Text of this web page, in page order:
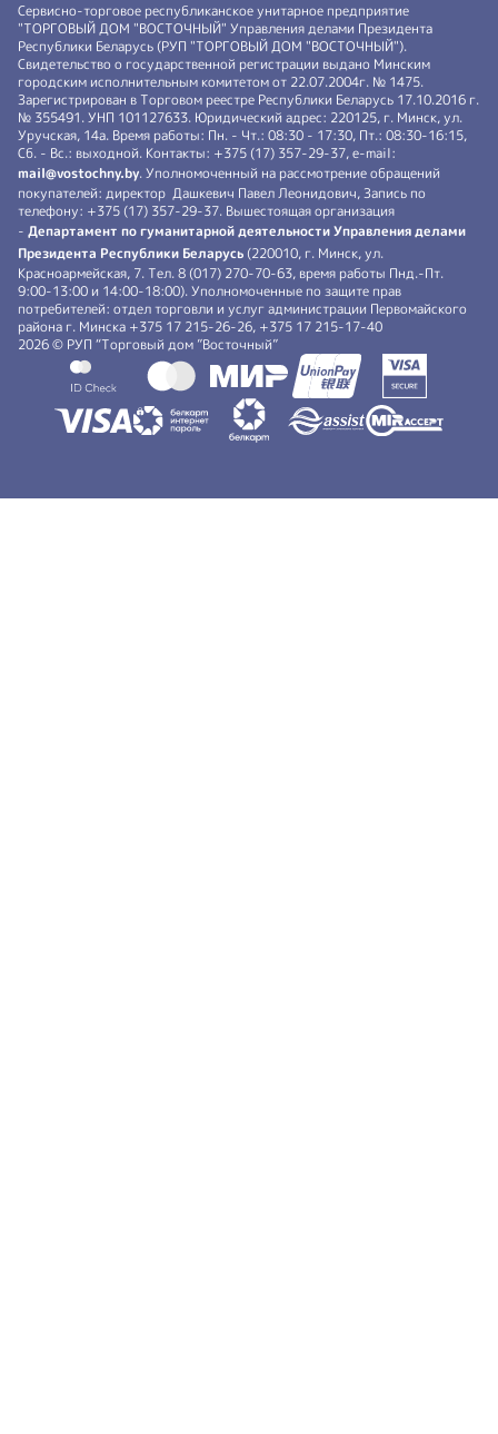
Сервисно-торговое республиканское унитарное предприятие
"ТОРГОВЫЙ ДОМ "ВОСТОЧНЫЙ" Управления делами Президента
Республики Беларусь (РУП "ТОРГОВЫЙ ДОМ "ВОСТОЧНЫЙ").
Свидетельство о государственной регистрации выдано Минским
городским исполнительным комитетом от 22.07.2004г. № 1475.
Зарегистрирован в Торговом реестре Республики Беларусь 17.10.2016 г.
№ 355491. УНП 101127633. Юридический адрес: 220125, г. Минск, ул.
Уручская, 14а. Время работы: Пн. - Чт.: 08:30 - 17:30, Пт.: 08:30-16:15,
Сб. - Вс.: выходной. Контакты: +375 (17) 357-29-37, e-mail:
mail@vostochny.by. Уполномоченный на рассмотрение обращений
покупателей: директор Дашкевич Павел Леонидович, Запись по
телефону: +375 (17) 357-29-37. Вышестоящая организация
- Департамент по гуманитарной деятельности Управления делами
Президента Республики Беларусь (220010, г. Минск, ул.
Красноармейская, 7. Тел. 8 (017) 270-70-63, время работы Пнд.-Пт.
9:00-13:00 и 14:00-18:00). Уполномоченные по защите прав
потребителей: отдел торговли и услуг администрации Первомайского
района г. Минска +375 17 215-26-26, +375 17 215-17-40
2026 © РУП “Торговый дом ”Восточный”